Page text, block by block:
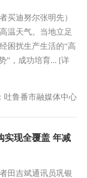
买迪努尔张明先）
温天气。当地立足
困扰生产生活的“高
”，成功培育... [详
吐鲁番市融媒体中心
实现全覆盖 年减
田吉斌通讯员巩银